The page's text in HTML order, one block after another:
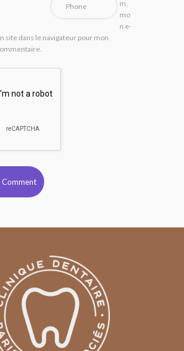
m,
mo
n e-
site dans le navigateur pour mon